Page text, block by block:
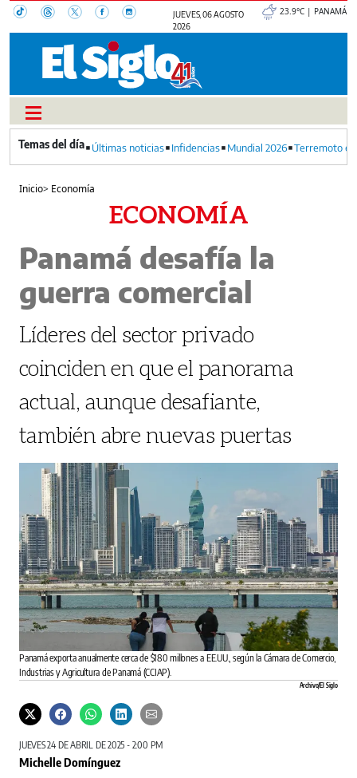
JUEVES, 06 AGOSTO
2026
23.9°C | PANAMÁ
Últimas noticias Infidencias Mundial 2026 Terremoto
Inicio> Economía
ECONOMÍA
Panamá desafía la
guerra comercial
Líderes del sector privado
coinciden en que el panorama
actual, aunque desafiante,
también abre nuevas puertas
Panamá exporta anualmente cerca de $180 millones a EE.UU., según la Cámara de Comercio,
Industrias y Agricultura de Panamá (CCIAP).
Archivo/El Siglo
JUEVES 24 DE ABRIL DE 2025 - 2:00 PM
Michelle Domínguez